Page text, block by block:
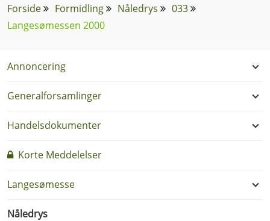
Forside Formidling Nåledrys
033
Langesømessen 2000
Annoncering
Generalforsamlinger
Handelsdokumenter
Korte Meddelelser
Langesømesse
Nåledrys